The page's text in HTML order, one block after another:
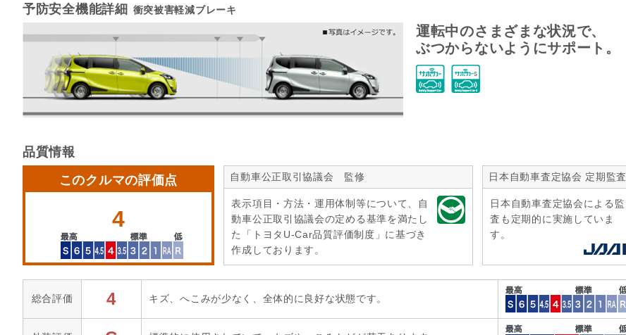
予防安全機能詳細 衝突被害軽減ブレーキ
運転中のさまざまな状況で、
ぶつからないようにサポート。
品質情報
このクルマの評価点
4
自動車公正取引協議会 監修
表示項目・方法・運用体制等について、自
動車公正取引協議会の定める基準を満たし
た「トヨタU-Car品質評価制度」に基づき
作成しております。
日本自動車査定協会 定期監査
日本自動車査定協会による監
査も定期的に実施していま
す。
総合評価 4 キズ、へこみが少なく、全体的に良好な状態です。